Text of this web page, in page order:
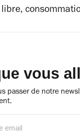
libre, c
vous
passer de notre